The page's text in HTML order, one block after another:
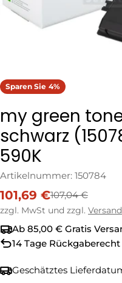
Sparen Sie 4%
my green
schwarz
590K
Artikelnummer: 150784
Verkaufspreis
101,69 €
Regulärer
Preis
107,04 €
zzgl. MwSt und zzgl. Versand
Ab 85,00 € Gratis
14 Tage Rückgaberecht
Geschätztes